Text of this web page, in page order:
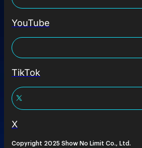
YouTube
TikTok
X
Copyright 2025 Show No Limit Co., Ltd.